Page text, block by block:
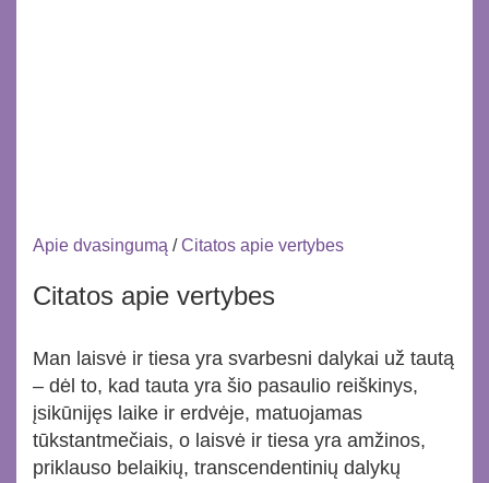
Apie dvasingumą /Citatos apie vertybes
Citatos apie vertybes
Man laisvė ir tiesa yra svarbesni dalykai už tautą
– dėl to, kad tauta yra šio pasaulio reiškinys,
įsikūnijęs laike ir erdvėje, matuojamas
tūkstantmečiais, o laisvė ir tiesa yra amžinos,
priklauso belaikių, transcendentinių dalykų